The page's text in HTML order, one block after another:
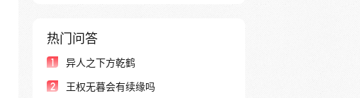
热门问答
1 异人之下方乾鹤
2 王权无暮会有续缘吗